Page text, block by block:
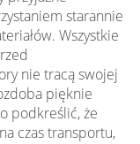
starannie
Wszystkie
nie tracą swojej
pięknie
podkreślić, że
czas transportu,